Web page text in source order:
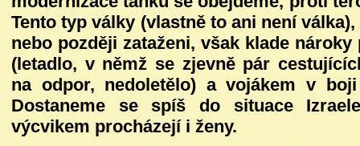
Tento typ války (vlastně to ani není
nebo později zataženi, však klade
(letadlo, v němž se zjevně pár
na odpor, nedoletělo) a vojákem v
Dostaneme se spíš do situace
výcvikem procházejí i ženy.